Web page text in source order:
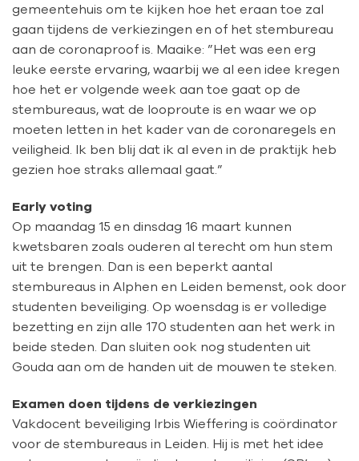
gemeentehuis om te kijken hoe het eraan toe zal
gaan tijdens de verkiezingen en of het stembureau
aan de coronaproof is. Maaike: ”Het was een erg
leuke eerste ervaring, waarbij we al een idee kregen
hoe het er volgende week aan toe gaat op de
stembureaus, wat de looproute is en waar we op
moeten letten in het kader van de coronaregels en
veiligheid. Ik ben blij dat ik al even in de praktijk heb
gezien hoe straks allemaal gaat.”
Early voting
Op maandag 15 en dinsdag 16 maart kunnen
kwetsbaren zoals ouderen al terecht om hun stem
uit te brengen. Dan is een beperkt aantal
stembureaus in Alphen en Leiden bemenst, ook door
studenten beveiliging. Op woensdag is er volledige
bezetting en zijn alle 170 studenten aan het werk in
beide steden. Dan sluiten ook nog studenten uit
Gouda aan om de handen uit de mouwen te steken.
Examen doen tijdens de verkiezingen
Vakdocent beveiliging Irbis Wieffering is coördinator
voor de stembureaus in Leiden. Hij is met het idee